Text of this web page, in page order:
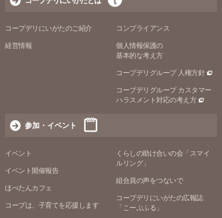
コープデリにいがたのご紹介
経営情報
コンプライアンス
個人情報保護の
基本的な考え方
コープデリグループ 人権方針
コープデリグループ カスタマー
ハラスメント対応の考え方
参加・イベント
イベント
イベント開催報告
ほぺたんカフェ
コープは、子育てを応援します
くらしの助け合いの会「スマイ
ルリング」
組合員の声をつないで
コープデリにいがたの広報誌
「こーぷふる」